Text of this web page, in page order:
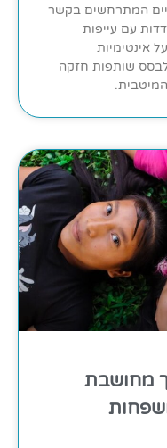
המתרחשים בקשר
עם עייפות
אינטימיות
שותפות חזקה
מחושבת